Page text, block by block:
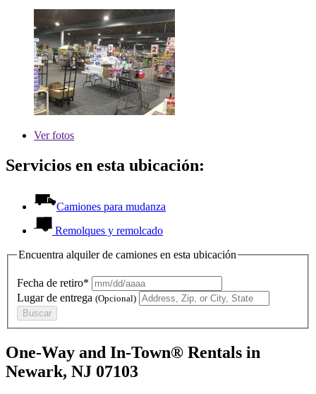
Verfotos
Servicios en esta ubicación:
Camiones para mudanza
Remolques y remolcado
Encuentra alquiler de camiones en esta ubicación
Fecha de retiro*
Lugar de entrega (Opcional)
Buscar
One-Way and In-Town® Rentals in
Newark, NJ 07103